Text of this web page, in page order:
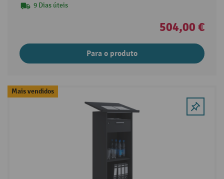
9 Dias úteis
504,00 €
Para o produto
Mais vendidos